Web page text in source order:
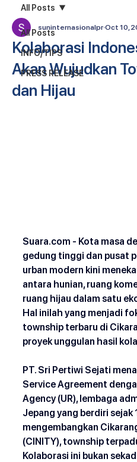
All Posts
INFO/TIPS
PRESS RELEASE
All Posts
Kolaborasi
Akan Wujudkan
dan Hijau
suninternasionalpr Oct 10,
Suara.com - Kota masa
gedung tinggi dan pusat
urban modern kini
antara hunian, ruang
ruang hijau dalam satu
Hal inilah yang menjadi
township terbaru di
proyek unggulan hasil
PT. Sri Pertiwi Sejati
Service Agreement
Agency (UR), lembaga
Jepang yang berdiri sejak
mengembangkan
(CINITY), township
Kolaborasi ini bukan